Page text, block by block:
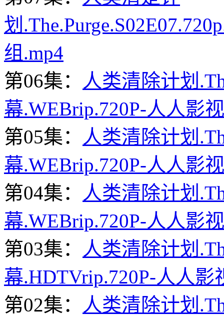
划
组.mp4
第06集：
人类清除计划
幕.WEBrip.720P-人人影
第05集：
人类清除计划
幕.WEBrip.720P-人人影
第04集：
人类清除计划
幕.WEBrip.720P-人人影
第03集：
人类清除计划
幕.HDTVrip.720P-人人影
第02集：
人类清除计划